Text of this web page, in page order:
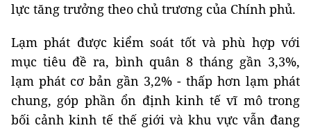
lực tăng trưởng theo chủ trương của Chính phủ.
Lạm phát được kiểm soát tốt và phù hợp với
mục tiêu đề ra, bình quân 8 tháng gần 3,3%,
lạm phát cơ bản gần 3,2% - thấp hơn lạm phát
chung, góp phần ổn định kinh tế vĩ mô trong
bối cảnh kinh tế thế giới và khu vực vẫn đang